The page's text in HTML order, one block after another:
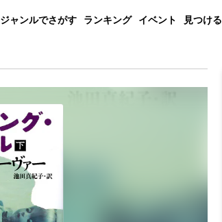
ジャンルでさがす ランキング イベント 見つける